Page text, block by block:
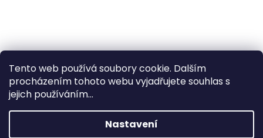
Tento web používá soubory cookie. Dalším
procházením tohoto webu vyjadřujete souhlas s
jejich používáním...
Nastavení
×
Hledáte nejvýhodnější cenu? Získáte jí
pomocíregistrace